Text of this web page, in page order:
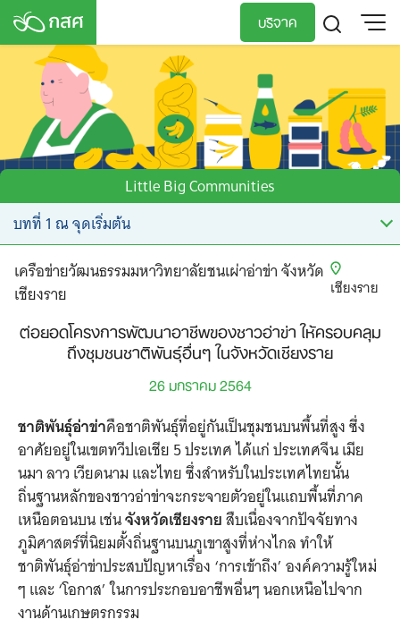
Skip
content
บริจาค
Little Big Communities
เครือข่ายวัฒนธรรมมหาวิทยาลัยชนเผ่าอ่าข่า จังหวัด
เชียงราย
เชียงราย
ต่อยอดโครงการพัฒนาอาชีพของชาวอ่าข่า ให้ครอบคลุม
ถึงชุมชนชาติพันธุ์อื่นๆ ในจังหวัดเชียงราย
26 มกราคม 2564
ชาติพันธุ์อ่าข่าคือชาติพันธุ์ที่อยู่กันเป็นชุมชนบนพื้นที่สูง ซึ่ง
อาศัยอยู่ในเขตทวีปเอเชีย 5 ประเทศ ได้แก่ ประเทศจีน เมีย
นมา ลาว เวียดนาม และไทย ซึ่งสำหรับในประเทศไทยนั้น
ถิ่นฐานหลักของชาวอ่าข่าจะกระจายตัวอยู่ในแถบพื้นที่ภาค
เหนือตอนบน เช่นจังหวัดเชียงรายสืบเนื่องจากปัจจัยทาง
ภูมิศาสตร์ที่นิยมตั้งถิ่นฐานบนภูเขาสูงที่ห่างไกล ทำให้
ชาติพันธุ์อ่าข่าประสบปัญหาเรื่อง ‘การเข้าถึง’ องค์ความรู้ใหม่
ๆ และ ‘โอกาส’ ในการประกอบอาชีพอื่นๆ นอกเหนือไปจาก
งานด้านเกษตรกรรม